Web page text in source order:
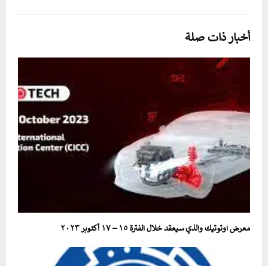
أخبار ذات صلة
معرض اوتوتيك والذي سيعقد خلال الفترة ١٥ – ١٧ أكتوبر ٢٠٢٣